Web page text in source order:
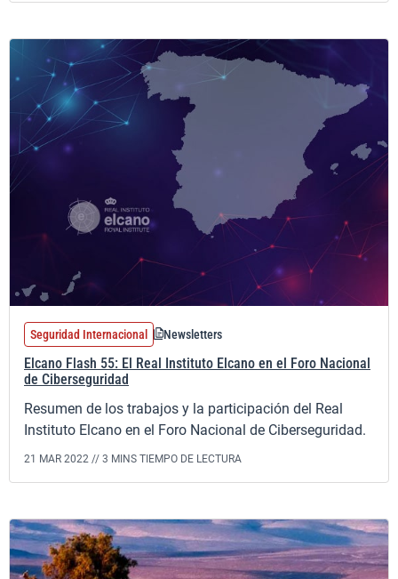
Seguridad Internacional Newsletters
Elcano Flash 55: El Real Instituto Elcano en el Foro Nacional
de Ciberseguridad
Resumen de los trabajos y la participación del Real
Instituto Elcano en el Foro Nacional de Ciberseguridad.
21 MAR 2022 // 3 MINS TIEMPO DE LECTURA